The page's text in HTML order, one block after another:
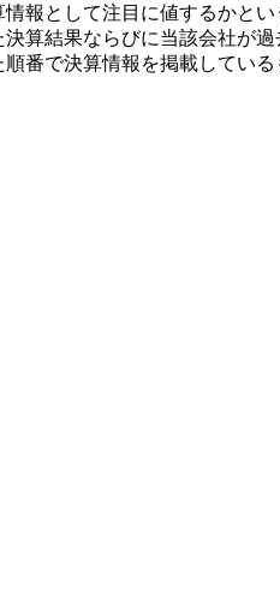
報として注目に値するかと
算結果ならびに当該会社が
番で決算情報を掲載してい